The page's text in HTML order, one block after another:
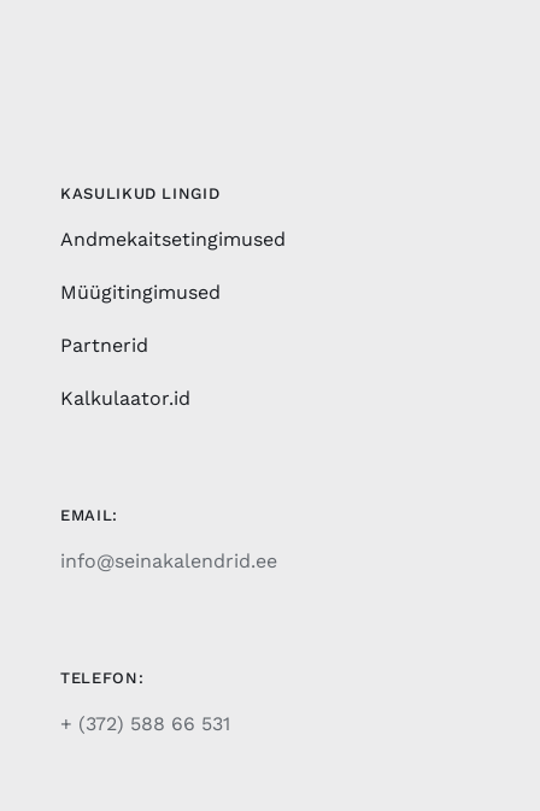
KASULIKUD LINGID
Andmekaitsetingimused
Müügitingimused
Partnerid
Kalkulaator.id
EMAIL:
info@seinakalendrid.ee
TELEFON:
+ (372) 588 66 531